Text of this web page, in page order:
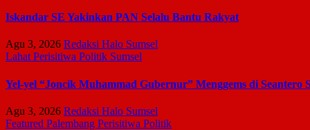
Iskandar SE Yakinkan PAN Selalu Bantu Rakyat
Agu 3, 2026 Redaksi Halo Sumsel
Lahat Perisitiwa Politik Sumsel
Yel-yel “Joncik Muhammad Gubernur” Menggems di Seantero
Agu 3, 2026 Redaksi Halo Sumsel
Featured Palembang Perisitiwa Politik